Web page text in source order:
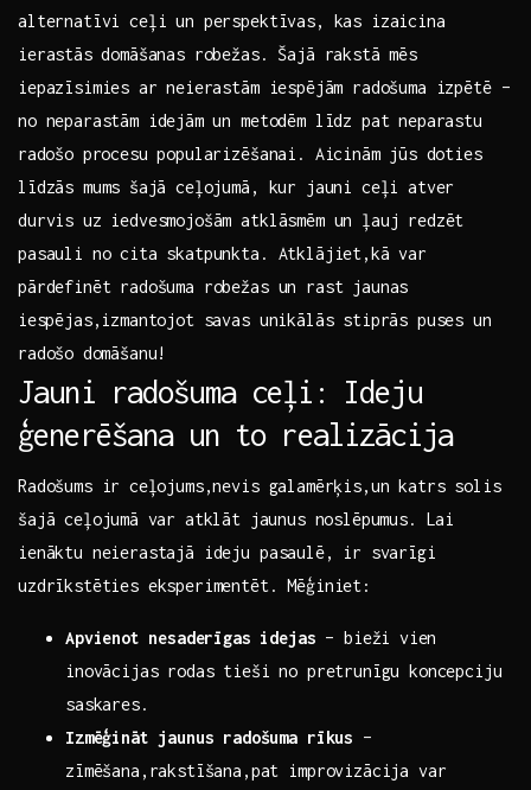
alternatīvi ‌ceļi un perspektīvas, kas izaicina
‍ierastās⁢ domāšanas robežas. ‍Šajā rakstā mēs
‌iepazīsimies ar ⁢neierastām ‍iespējām radošuma izpētē –‍
no ‍neparastām idejām ⁢un metodēm līdz pat neparastu
⁢radošo ‌procesu popularizēšanai. Aicinām ‍jūs ⁢doties
līdzās mums⁤ šajā ceļojumā, kur ​jauni ceļi atver
durvis uz iedvesmojošām atklāsmēm un ļauj ‍redzēt
‌pasauli ​no cita skatpunkta. ‍Atklājiet,kā‍ var
pārdefinēt radošuma ‍robežas un rast jaunas
⁢iespējas,izmantojot savas unikālās stiprās puses‍ un
radošo ⁢domāšanu!
Jauni ​radošuma ceļi:⁢ Ideju
ģenerēšana⁤ un to realizācija
Radošums ir⁢ ceļojums,nevis‌ galamērķis,un katrs ⁤solis
šajā ceļojumā ⁤var atklāt⁢ jaunus‍ noslēpumus. Lai
ienāktu neierastajā ideju pasaulē,⁤ ir svarīgi
uzdrīkstēties eksperimentēt. Mēģiniet:
Apvienot⁢ nesaderīgas idejas – bieži⁤ vien
inovācijas rodas tieši no pretrunīgu koncepciju
‍saskares.
Izmēģināt ​jaunus radošuma rīkus –
zīmēšana,rakstīšana,pat improvizācija var